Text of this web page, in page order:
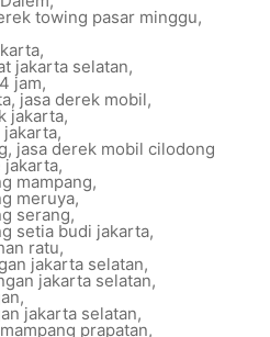
towing pasar minggu,
,
jakarta selatan,
jam,
, jasa derek mobil,
jakarta,
jakarta,
, jasa derek mobil cilodong
jakarta,
mampang,
meruya,
serang,
setia budi jakarta,
ratu,
jakarta selatan,
jakarta selatan,
,
jakarta selatan,
prapatan,